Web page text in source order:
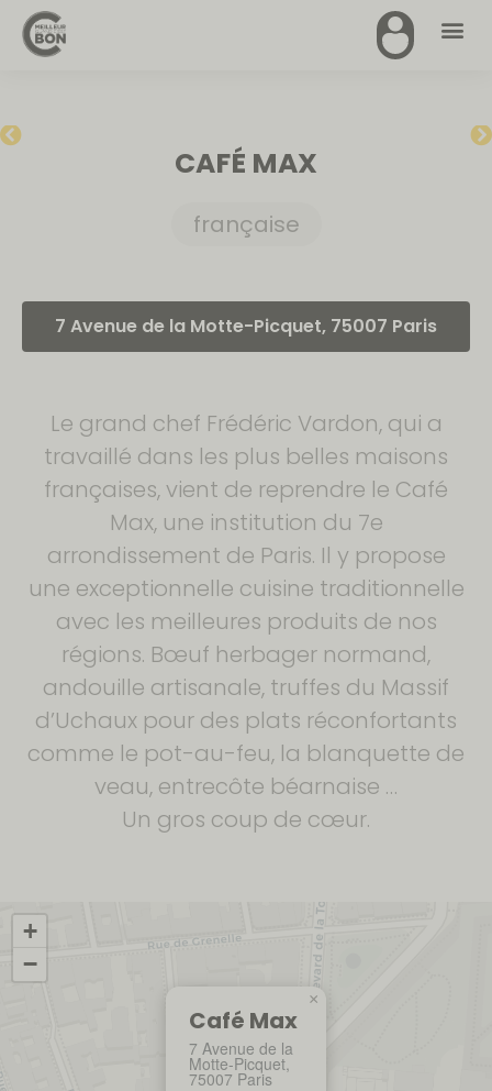
CAFÉ MAX
française
7 Avenue de la Motte-Picquet, 75007 Paris
Le grand chef Frédéric Vardon, qui a
travaillé dans les plus belles maisons
françaises, vient de reprendre le Café
Max, une institution du 7e
arrondissement de Paris. Il y propose
une exceptionnelle cuisine traditionnelle
avec les meilleures produits de nos
régions. Bœuf herbager normand,
andouille artisanale, truffes du Massif
d’Uchaux pour des plats réconfortants
comme le pot-au-feu, la blanquette de
veau, entrecôte béarnaise …
Un gros coup de cœur.
Café Max
7 Avenue de la
Motte-Picquet,
75007 Paris
×
+
−